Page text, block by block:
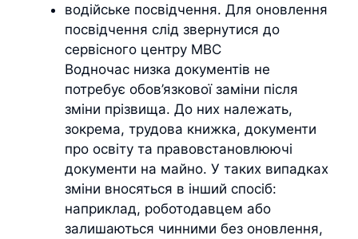
водійське посвідчення. Для оновлення
посвідчення слід звернутися до
сервісного центру МВС
Водночас низка документів не
потребує обов’язкової заміни після
зміни прізвища. До них належать,
зокрема, трудова книжка, документи
про освіту та правовстановлюючі
документи на майно. У таких випадках
зміни вносяться в інший спосіб:
наприклад, роботодавцем або
залишаються чинними без оновлення,